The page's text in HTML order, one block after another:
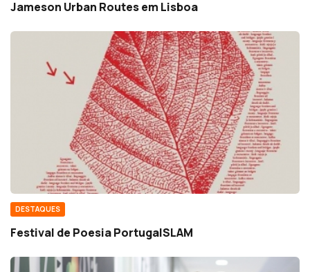
Jameson Urban Routes em Lisboa
DESTAQUES
Festival de Poesia PortugalSLAM